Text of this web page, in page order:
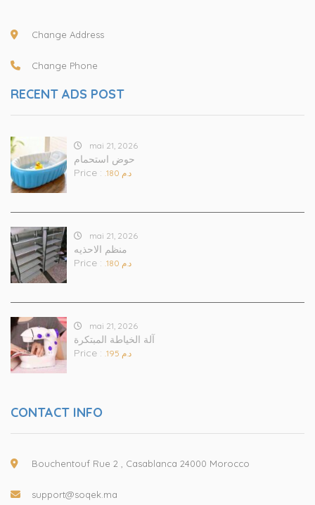
Change Address
Change Phone
RECENT ADS POST
mai 21, 2026
حوض استحمام
Price :
.د.م 180
mai 21, 2026
منظم الاحذيه
Price :
.د.م 180
mai 21, 2026
آلة الخياطة المبتكرة
Price :
.د.م 195
CONTACT INFO
Bouchentouf Rue 2 , Casablanca 24000 Morocco
support@soqek.ma